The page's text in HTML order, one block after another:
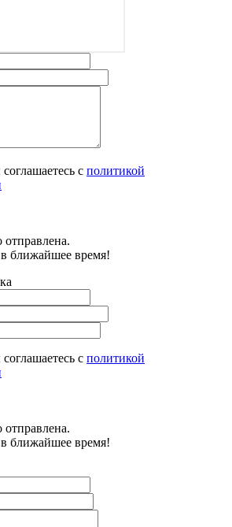
с политикой
ближайшее время!
с политикой
ближайшее время!